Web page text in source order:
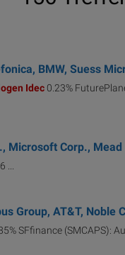
BMW, Suess
Idec0.23%
Microsoft Corp.,
...
Group, AT&T, Noble
SFfinance (SMCAPS):